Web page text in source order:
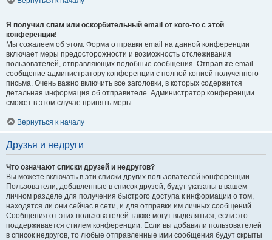
Я получил спам или оскорбительный email от кого-то с этой
конференции!
Мы сожалеем об этом. Форма отправки email на данной конференции
включает меры предосторожности и возможность отслеживания
пользователей, отправляющих подобные сообщения. Отправьте email-
сообщение администратору конференции с полной копией полученного
письма. Очень важно включить все заголовки, в которых содержится
детальная информация об отправителе. Администратор конференции
сможет в этом случае принять меры.
Вернуться к началу
Друзья и недруги
Что означают списки друзей и недругов?
Вы можете включать в эти списки других пользователей конференции.
Пользователи, добавленные в список друзей, будут указаны в вашем
личном разделе для получения быстрого доступа к информации о том,
находятся ли они сейчас в сети, и для отправки им личных сообщений.
Сообщения от этих пользователей также могут выделяться, если это
поддерживается стилем конференции. Если вы добавили пользователей
в список недругов, то любые отправленные ими сообщения будут скрыты